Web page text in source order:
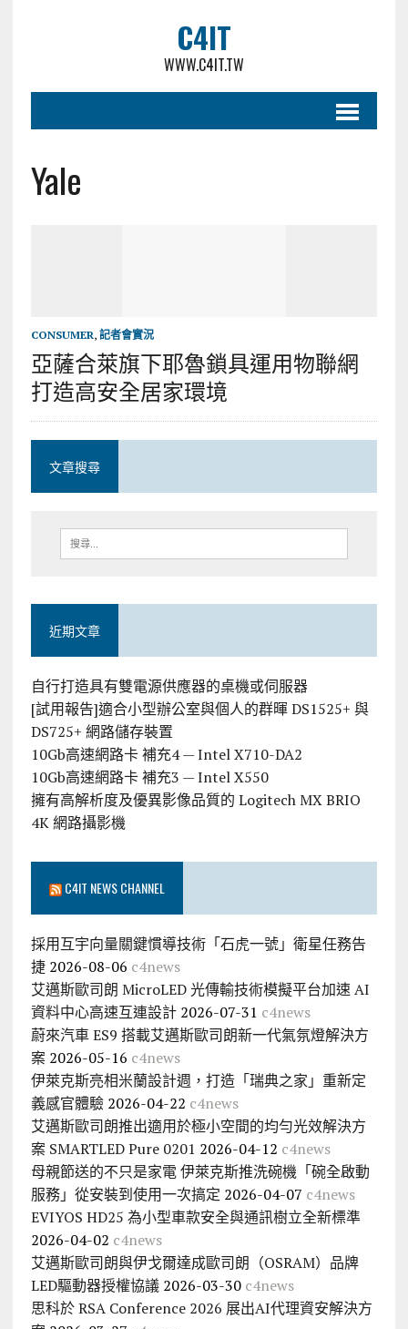
C4IT
WWW.C4IT.TW
Yale
CONSUMER, 記者會實況
亞薩合萊旗下耶魯鎖具運用物聯網
打造高安全居家環境
文章搜尋
近期文章
自行打造具有雙電源供應器的桌機或伺服器
[試用報告]適合小型辦公室與個人的群暉 DS1525+ 與
DS725+ 網路儲存裝置
10Gb高速網路卡 補充4 — Intel X710-DA2
10Gb高速網路卡 補充3 — Intel X550
擁有高解析度及優異影像品質的 Logitech MX BRIO
4K 網路攝影機
C4IT NEWS CHANNEL
採用互宇向量關鍵慣導技術「石虎一號」衛星任務告
捷 2026-08-06 c4news
艾邁斯歐司朗 MicroLED 光傳輸技術模擬平台加速 AI
資料中心高速互連設計 2026-07-31 c4news
蔚來汽車 ES9 搭載艾邁斯歐司朗新一代氣氛燈解決方
案 2026-05-16 c4news
伊萊克斯亮相米蘭設計週，打造「瑞典之家」重新定
義感官體驗 2026-04-22 c4news
艾邁斯歐司朗推出適用於極小空間的均勻光效解決方
案 SMARTLED Pure 0201 2026-04-12 c4news
母親節送的不只是家電 伊萊克斯推洗碗機「碗全啟動
服務」從安裝到使用一次搞定 2026-04-07 c4news
EVIYOS HD25 為小型車款安全與通訊樹立全新標準
2026-04-02 c4news
艾邁斯歐司朗與伊戈爾達成歐司朗（OSRAM）品牌
LED驅動器授權協議 2026-03-30 c4news
思科於 RSA Conference 2026 展出AI代理資安解決方